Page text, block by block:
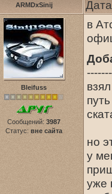
ARMDxSinij
Bleifuss
Сообщений: 3987
Статус: вне сайта
в
но
у
уже